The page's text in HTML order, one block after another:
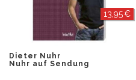
13,95 €
Dieter Nuhr
Nuhr auf Sendung